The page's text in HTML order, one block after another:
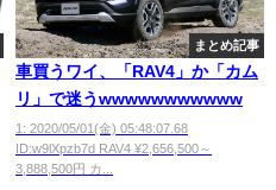
まとめ記事
車買うワイ、「RAV4」か「カム
リ」で迷うwwwwwwwwwww
1: 2020/05/01(金) 05:48:07.68
ID:w9lXpzb7d RAV4 ¥2,656,500～
3,888,500円 カ...